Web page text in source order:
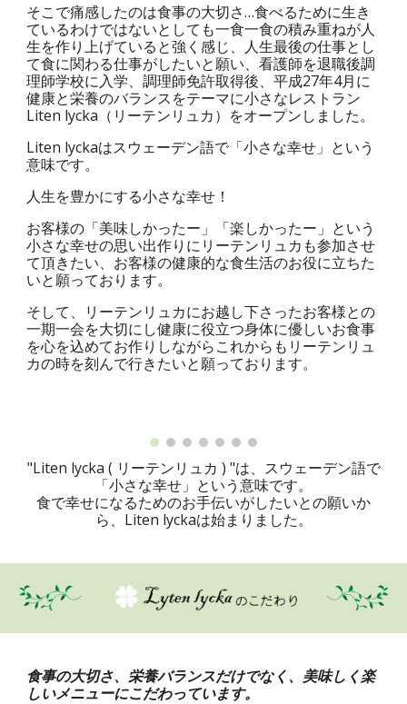
そこで痛感したのは食事の大切さ…食べるために生き
ているわけではないとしても一食一食の積み重ねが人
生を作り上げていると強く感じ、人生最後の仕事とし
て食に関わる仕事がしたいと願い、看護師を退職後調
理師学校に入学、調理師免許取得後、平成27年4月に
健康と栄養のバランスをテーマに小さなレストラン
Liten lycka（リーテンリュカ）をオープンしました。
Liten lyckaはスウェーデン語で「小さな幸せ」という
意味です。
人生を豊かにする小さな幸せ！
お客様の「美味しかったー」「楽しかったー」という
小さな幸せの思い出作りにリーテンリュカも参加させ
て頂きたい、お客様の健康的な食生活のお役に立ちた
いと願っております。
そして、リーテンリュカにお越し下さったお客様との
一期一会を大切にし健康に役立つ身体に優しいお食事
を心を込めてお作りしながらこれからもリーテンリュ
カの時を刻んで行きたいと願っております。
"Liten lycka ( リーテンリュカ ) "は、スウェーデン語で
「小さな幸せ」という意味です。
食で幸せになるためのお手伝いがしたいとの願いか
ら、Liten lyckaは始まりました。
食事の大切さ、栄養バランスだけでなく、美味しく楽
しいメニューにこだわっています。